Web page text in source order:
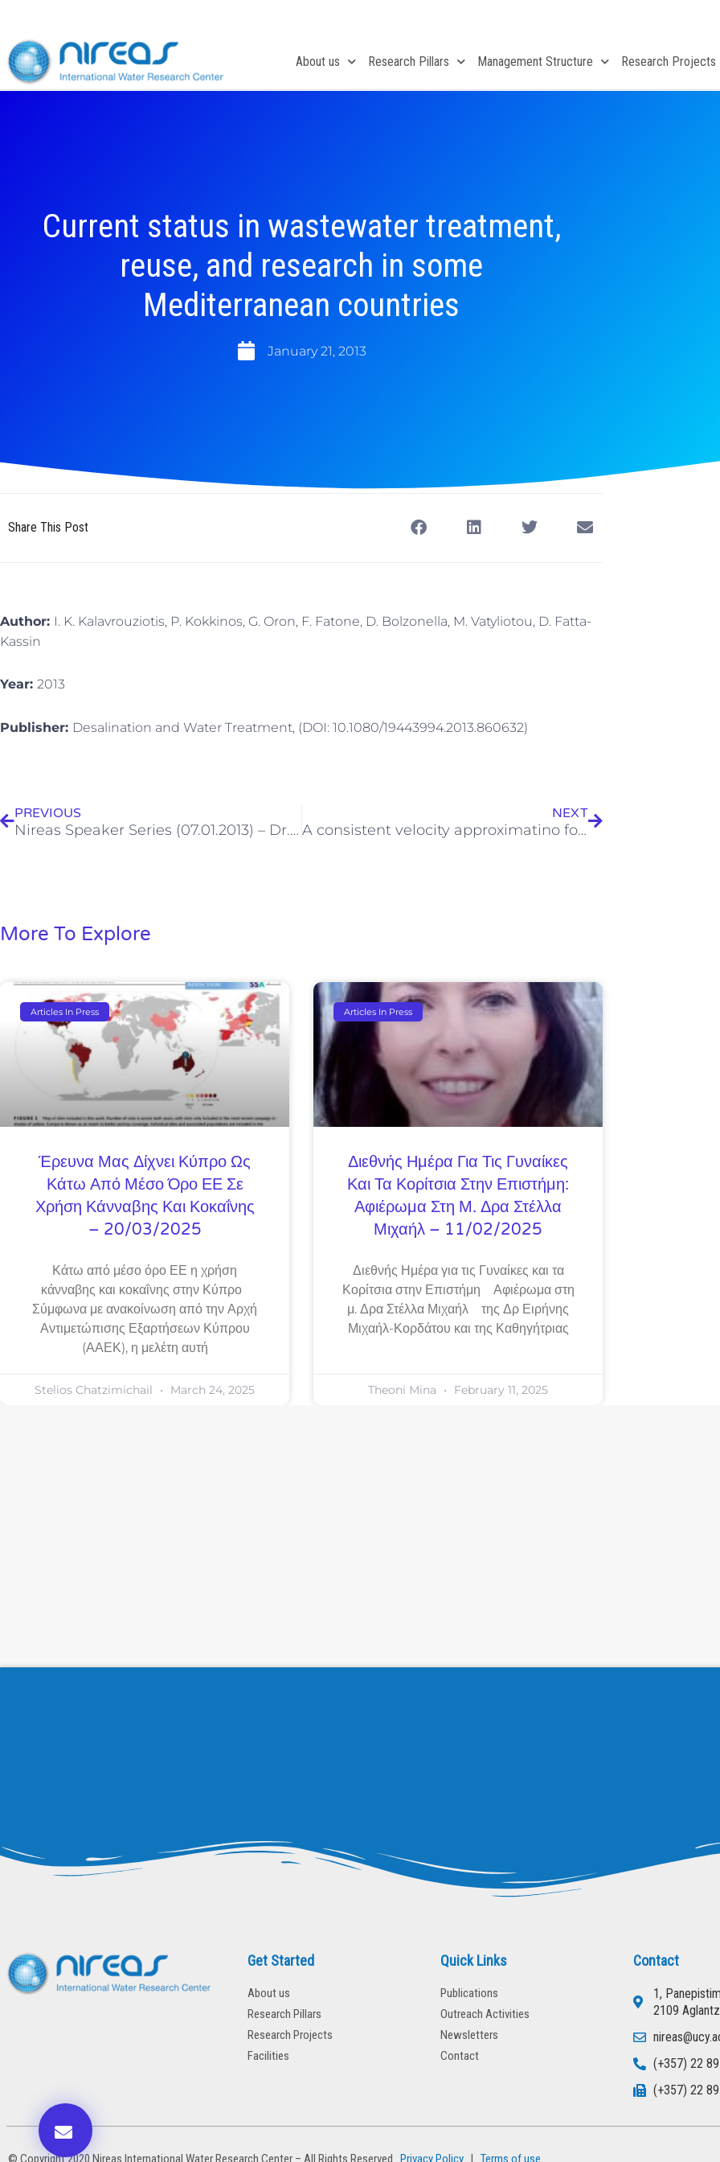
content
About us Research Pillars Management Structure Research Projects
Current status in wastewater treatment,
reuse, and research in some
Mediterranean countries
January 21, 2013
Share This Post
Author: I. K. Kalavrouziotis, P. Kokkinos, G. Oron, F. Fatone, D. Bolzonella, M. Vatyliotou, D. Fatta-
Kassin
Year: 2013
Publisher: Desalination and Water Treatment, (DOI: 10.1080/19443994.2013.860632)
PREVIOUS
Nireas Speaker Series (07.01.2013) – Dr. Zacharias Frontistis
NEXT
A consistent velocity approximatino for varible-density flow and transport in porous media
More To Explore
Articles In Press
Έρευνα Μας Δίχνει Κύπρο Ως
Κάτω Από Μέσο Όρο ΕΕ Σε
Χρήση Κάνναβης Και Κοκαΐνης
– 20/03/2025
Κάτω από μέσο όρο ΕΕ η χρήση
κάνναβης και κοκαΐνης στην Κύπρο
Σύμφωνα με ανακοίνωση από την Αρχή
Αντιμετώπισης Εξαρτήσεων Κύπρου
(ΑΑΕΚ), η μελέτη αυτή
Stelios Chatzimichail March 24, 2025
Articles In Press
Διεθνής Ημέρα Για Τις Γυναίκες
Και Τα Κορίτσια Στην Επιστήμη:
Αφιέρωμα Στη Μ. Δρα Στέλλα
Μιχαήλ – 11/02/2025
Διεθνής Ημέρα για τις Γυναίκες και τα
Κορίτσια στην Επιστήμη Αφιέρωμα στη
μ. Δρα Στέλλα Μιχαήλ της Δρ Ειρήνης
Μιχαήλ-Κορδάτου και της Καθηγήτριας
Theoni Mina February 11, 2025
Get Started
About us
Research Pillars
Research Projects
Facilities
Quick Links
Publications
Outreach Activities
Newsletters
Contact
Contact
1,
2109
(+357) 22
(+357) 22